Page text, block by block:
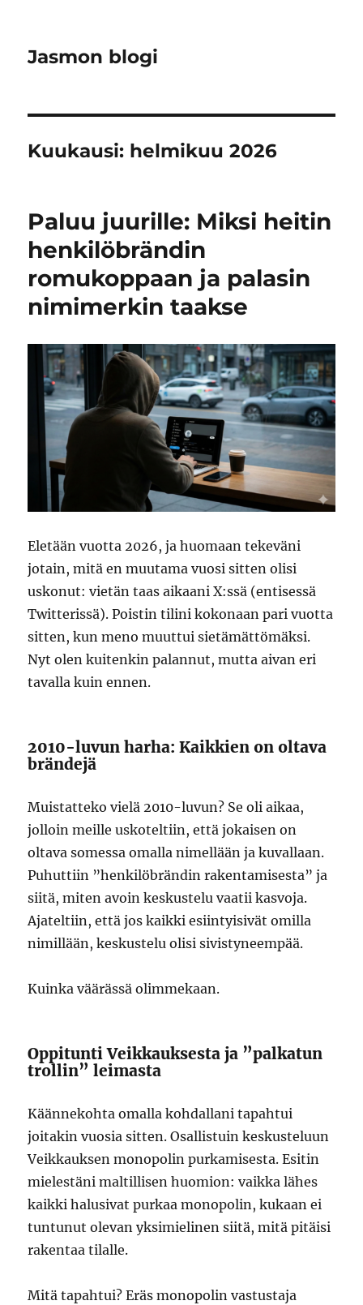
Jasmon blogi
Kuukausi: helmikuu 2026
Paluu juurille: Miksi heitin
henkilöbrändin
romukoppaan ja palasin
nimimerkin taakse
Eletään vuotta 2026, ja huomaan tekeväni
jotain, mitä en muutama vuosi sitten olisi
uskonut: vietän taas aikaani X:ssä (entisessä
Twitterissä). Poistin tilini kokonaan pari vuotta
sitten, kun meno muuttui sietämättömäksi.
Nyt olen kuitenkin palannut, mutta aivan eri
tavalla kuin ennen.
2010-luvun harha: Kaikkien on oltava
brändejä
Muistatteko vielä 2010-luvun? Se oli aikaa,
jolloin meille uskoteltiin, että jokaisen on
oltava somessa omalla nimellään ja kuvallaan.
Puhuttiin ”henkilöbrändin rakentamisesta” ja
siitä, miten avoin keskustelu vaatii kasvoja.
Ajateltiin, että jos kaikki esiintyisivät omilla
nimillään, keskustelu olisi sivistyneempää.
Kuinka väärässä olimmekaan.
Oppitunti Veikkauksesta ja ”palkatun
trollin” leimasta
Käännekohta omalla kohdallani tapahtui
joitakin vuosia sitten. Osallistuin keskusteluun
Veikkauksen monopolin purkamisesta. Esitin
mielestäni maltillisen huomion: vaikka lähes
kaikki halusivat purkaa monopolin, kukaan ei
tuntunut olevan yksimielinen siitä, mitä pitäisi
rakentaa tilalle.
Mitä tapahtui? Eräs monopolin vastustaja